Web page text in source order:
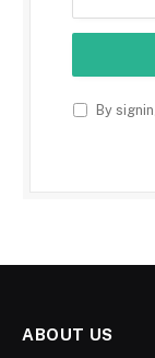
By
ABOUT US